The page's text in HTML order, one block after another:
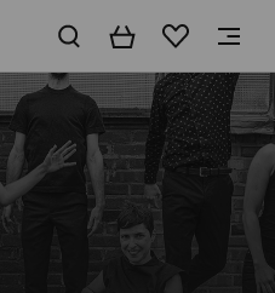
WarenkorbMerkliste